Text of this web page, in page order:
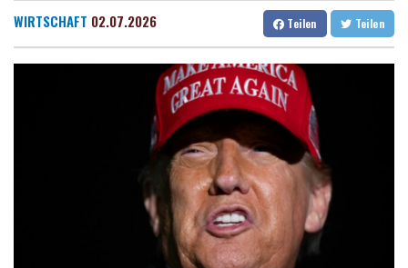
Dresden
15 °C Wien
23 °C
Salzburg
19 °C
Baden-Baden
16 °C
Trump spricht nach Ballsaal-Urteil von "nationaler Schande"
Abholzung im Amazonas auf niedrigstem Stand seit einem
Jahrzehnt
Frei: Über Beteiligung an AfD-Regierung entscheidet nicht CDU
US-Senat stimmt für umfassendes Sanktionspaket gegen
"Rente mit 63": Unionsfraktionschef Frei offen für Härtefall- und
Ceuta-Andrang: EU fordert von Meta und Tiktok Vorgehen gegen
WIRTSCHAFT 02.07.2026 Teilen Teilen